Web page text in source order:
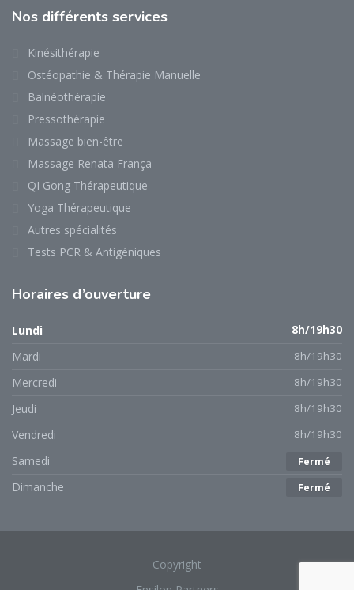
Nos différents services
Kinésithérapie
Ostéopathie & Thérapie Manuelle
Balnéothérapie
Pressothérapie
Massage bien-être
Massage Renata França
QI Gong Thérapeutique
Yoga Thérapeutique
Autres spécialités
Tests PCR & Antigéniques
Horaires d’ouverture
Lundi 8h/19h30
Mardi 8h/19h30
Mercredi 8h/19h30
Jeudi 8h/19h30
Vendredi 8h/19h30
Samedi Fermé
Dimanche Fermé
Copyright